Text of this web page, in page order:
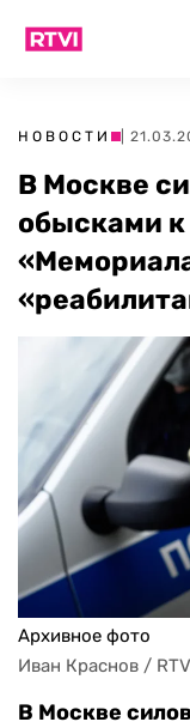
НОВОСТИ |
В Москве
обысками
Архивное фото
Иван Краснов /
В Москве